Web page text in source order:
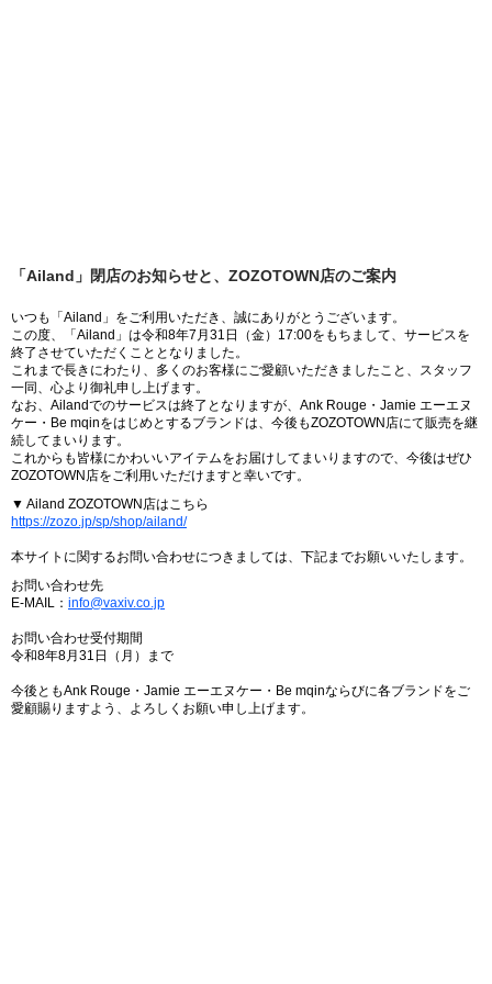
「Ailand」閉店のお知らせと、ZOZOTOWN店のご案内
いつも「Ailand」をご利用いただき、誠にありがとうございます。
この度、「Ailand」は令和8年7月31日（金）17:00をもちまして、サービスを
終了させていただくこととなりました。
これまで長きにわたり、多くのお客様にご愛顧いただきましたこと、スタッフ
一同、心より御礼申し上げます。
なお、Ailandでのサービスは終了となりますが、Ank Rouge・Jamie エーエヌ
ケー・Be mqinをはじめとするブランドは、今後もZOZOTOWN店にて販売を継
続してまいります。
これからも皆様にかわいいアイテムをお届けしてまいりますので、今後はぜひ
ZOZOTOWN店をご利用いただけますと幸いです。
▼ Ailand ZOZOTOWN店はこちら
https://zozo.jp/sp/shop/ailand/
本サイトに関するお問い合わせにつきましては、下記までお願いいたします。
お問い合わせ先
E-MAIL： info@vaxiv.co.jp
お問い合わせ受付期間
令和8年8月31日（月）まで
今後ともAnk Rouge・Jamie エーエヌケー・Be mqinならびに各ブランドをご
愛顧賜りますよう、よろしくお願い申し上げます。